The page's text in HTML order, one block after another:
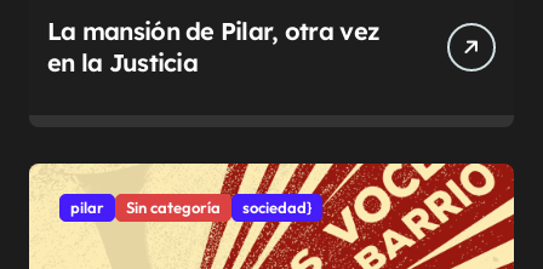
La mansión de Pilar, otra vez
en la Justicia
pilar Sin categoría sociedad}